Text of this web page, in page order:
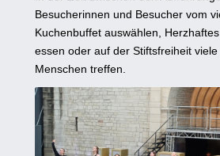
Besucherinnen und Besucher vom
Kuchenbuffet auswählen,
essen oder auf der Stiftsfreiheit
Menschen treffen.